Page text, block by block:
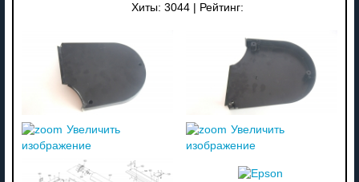
Хиты: 3044 Рейтинг:
Увеличить
изображение
Увеличить
изображение